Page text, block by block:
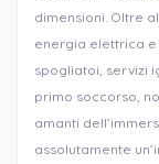
dimensioni. Oltre
energia elettrica
spogliatoi, servizi
primo soccorso,
amanti
assolutamente